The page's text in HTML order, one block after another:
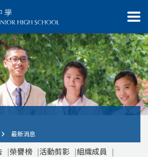
最新消息
榮譽榜 活動剪影
組織成員